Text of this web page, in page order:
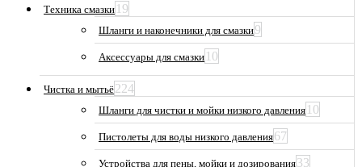
Техника смазки 19
Шланги и наконечники для смазки9
Аксессуары для смазки 10
Чистка и мытьё224
Шланги для чистки и мойки низкого давления 10
Пистолеты для воды низкого давления67
Устройства для пены, мойки и дозирования33